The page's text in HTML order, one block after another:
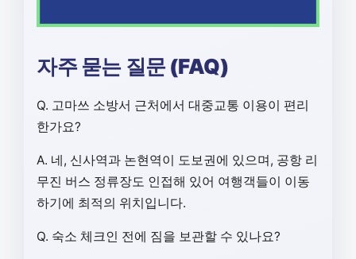
자주 묻는 질문 (FAQ)
Q. 고마쓰 소방서 근처에서 대중교통 이용이 편리
한가요?
A. 네, 신사역과 논현역이 도보권에 있으며, 공항 리
무진 버스 정류장도 인접해 있어 여행객들이 이동
하기에 최적의 위치입니다.
Q. 숙소 체크인 전에 짐을 보관할 수 있나요?